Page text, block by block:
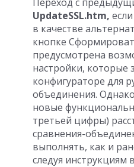
UpdateSSL.htm,
в качестве
кнопке
предусмотрена
настройки, которые
конфигураторе для
объединения.
новые
третьей цифры)
сравнения-
выполнять, как и
следуя инструкциям